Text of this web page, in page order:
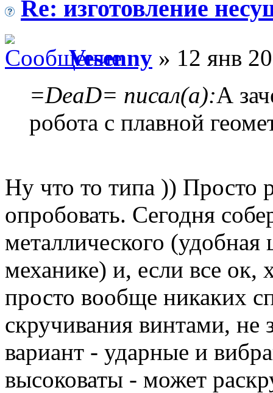
Re: изготовление
Vesenny » 12 янв
=DeaD= писал(а):А
робота с плавной
Ну что то типа )) Просто
опробовать. Сегодня
металлического
механике) и, если все ок,
просто вообще никаких
скручивания винтами,
вариант - ударные и
высоковаты - может